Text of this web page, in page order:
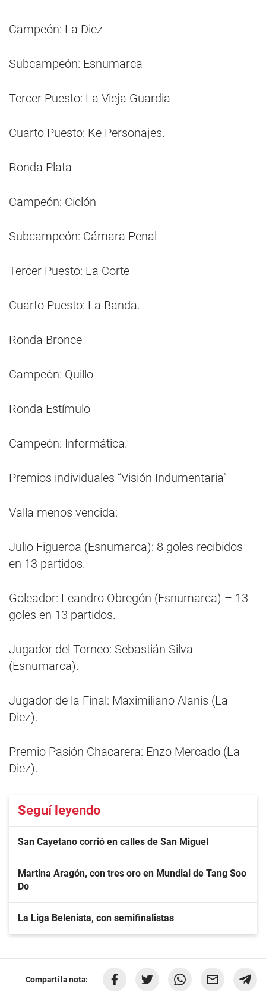
Campeón: La Diez
Subcampeón: Esnumarca
Tercer Puesto: La Vieja Guardia
Cuarto Puesto: Ke Personajes.
Ronda Plata
Campeón: Ciclón
Subcampeón: Cámara Penal
Tercer Puesto: La Corte
Cuarto Puesto: La Banda.
Ronda Bronce
Campeón: Quillo
Ronda Estímulo
Campeón: Informática.
Premios individuales “Visión Indumentaria”
Valla menos vencida:
Julio Figueroa (Esnumarca): 8 goles recibidos
en 13 partidos.
Goleador: Leandro Obregón (Esnumarca) – 13
goles en 13 partidos.
Jugador del Torneo: Sebastián Silva
(Esnumarca).
Jugador de la Final: Maximiliano Alanís (La
Diez).
Premio Pasión Chacarera: Enzo Mercado (La
Diez).
Seguí leyendo
San Cayetano corrió en calles de San Miguel
Martina Aragón, con tres oro en Mundial de Tang Soo
Do
La Liga Belenista, con semifinalistas
Compartí la nota: